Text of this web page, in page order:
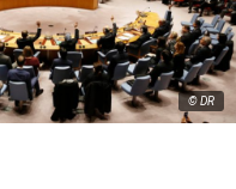
© DR